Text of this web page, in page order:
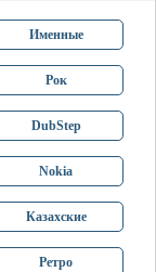
Именные
Рок
DubStep
Nokia
Казахские
Ретро